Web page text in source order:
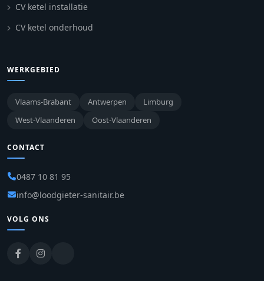
CV ketel installatie
CV ketel onderhoud
WERKGEBIED
Vlaams-Brabant Antwerpen
Limburg
West-Vlaanderen
Oost-Vlaanderen
CONTACT
0487 10 81 95
info@loodgieter-sanitair.be
VOLG ONS